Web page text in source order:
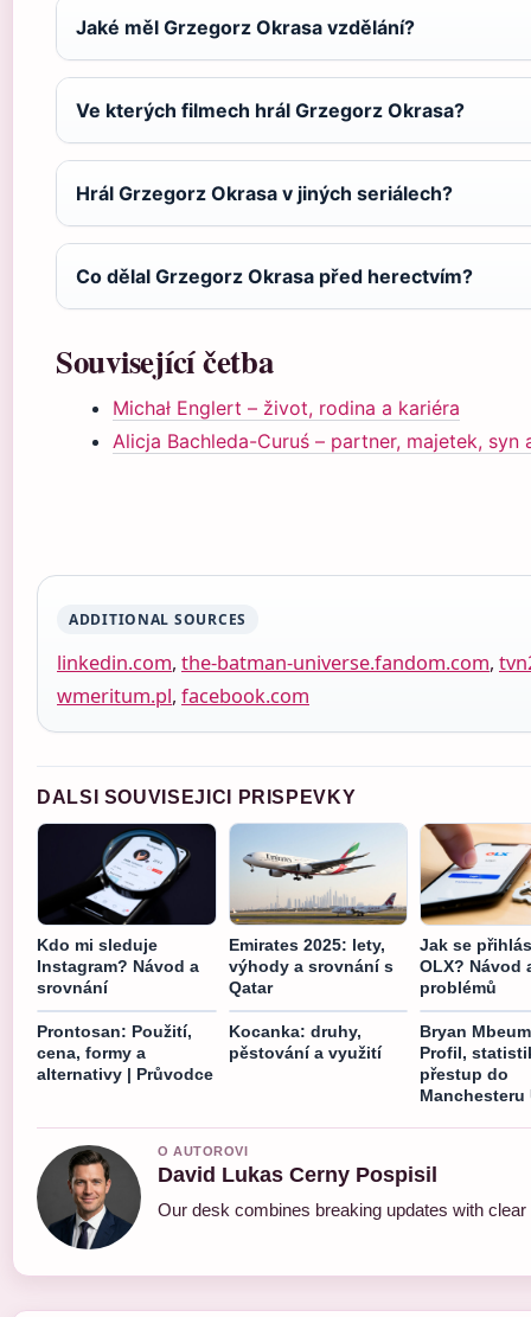
Jaké měl Grzegorz Okrasa vzdělání?
Ve kterých filmech hrál Grzegorz Okrasa?
Hrál Grzegorz Okrasa v jiných seriálech?
Co dělal Grzegorz Okrasa před herectvím?
Související četba
Michał Englert – život, rodina a kariéra
Alicja Bachleda-Curuś – partner, majetek, syn
ADDITIONAL SOURCES
linkedin.com, the-batman-universe.fandom.com,
wmeritum.pl, facebook.com
DALSI SOUVISEJICI PRISPEVKY
Kdo mi sleduje
Instagram? Návod a
srovnání
Emirates 2025: lety,
výhody a srovnání s
Qatar
Jak se
OLX? Návod
problémů
Prontosan: Použití,
cena, formy a
alternativy | Průvodce
Kocanka: druhy,
pěstování a využití
Bryan
Profil,
přestup do
Manchesteru
O AUTOROVI
David Lukas Cerny Pospisil
Our desk combines breaking updates with